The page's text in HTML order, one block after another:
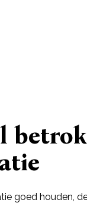
goed houden,